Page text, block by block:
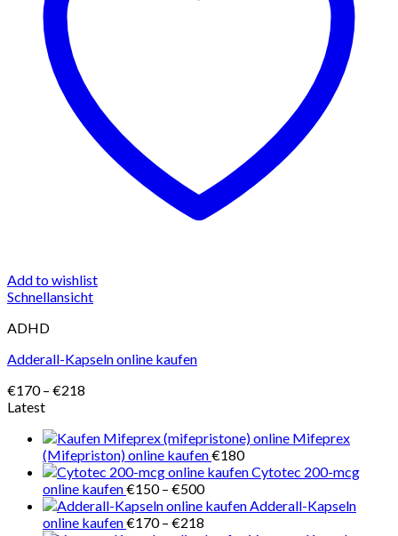
Add to wishlist
Schnellansicht
ADHD
Adderall-Kapseln online kaufen
€170 – €218
€218
Latest
Mifeprex
(Mifepriston) online kaufen€180
Cytotec 200-mcg
online kaufen€150 – €500Preisspanne:
€150
Adderall-Kapseln
online kaufen€170 – €218